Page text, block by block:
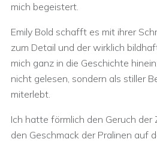
mich begeistert.
Emily Bold schafft es mit ihrer
zum Detail und der wirklich
mich ganz in die Geschichte
nicht gelesen, sondern als stiller
miterlebt.
Ich hatte förmlich den Geruch der
den Geschmack der Pralinen auf